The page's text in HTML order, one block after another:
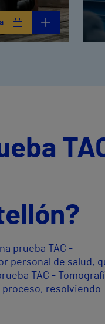
prueba TAC -
personal de salud,
TAC -
proceso, resolviendo